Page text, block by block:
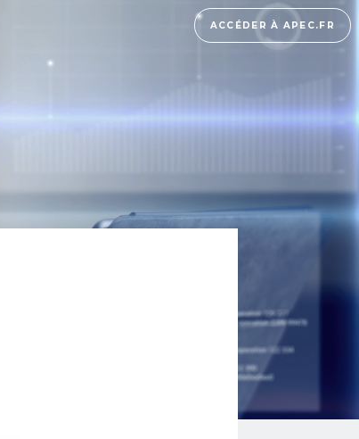
ACCÉDER À APEC.FR